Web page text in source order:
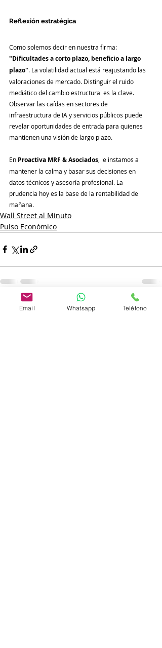
Reflexión estratégica
Como solemos decir en nuestra firma:
"Dificultades a corto plazo, beneficio a largo
plazo". La volatilidad actual está reajustando las
valoraciones de mercado. Distinguir el ruido
mediático del cambio estructural es la clave.
Observar las caídas en sectores de
infraestructura de IA y servicios públicos puede
revelar oportunidades de entrada para quienes
mantienen una visión de largo plazo.
En Proactiva MRF & Asociados , le instamos a
mantener la calma y basar sus decisiones en
datos técnicos y asesoría profesional. La
prudencia hoy es la base de la rentabilidad de
mañana.
Wall Street al Minuto
Pulso Económico
Entradas recientes Ver todo
Email Whatsapp Teléfono